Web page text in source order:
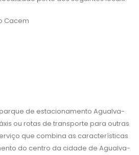
Cacem
de estacionamento Agualva-
ou rotas de transporte para outras
que combina as características
do centro da cidade de Agualva-